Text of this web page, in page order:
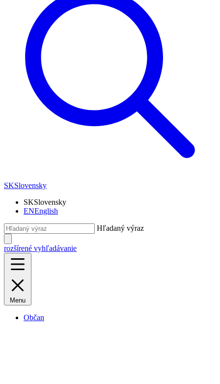
SKSlovensky
SKSlovensky
ENEnglish
Hľadaný výraz
rozšírené vyhľadávanie
Menu
Občan